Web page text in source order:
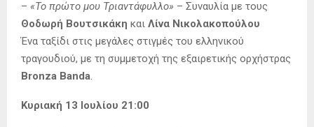
– «Το πρώτο μου Τριαντάφυλλο» – Συναυλία με τους
Θοδωρή Βουτσικάκη και Λίνα Νικολακοπούλου
Ένα ταξίδι στις μεγάλες στιγμές του ελληνικού
τραγουδιού, με τη συμμετοχή της εξαιρετικής ορχήστρας
Bronza Banda.
Κυριακή 13 Ιουλίου 21:00